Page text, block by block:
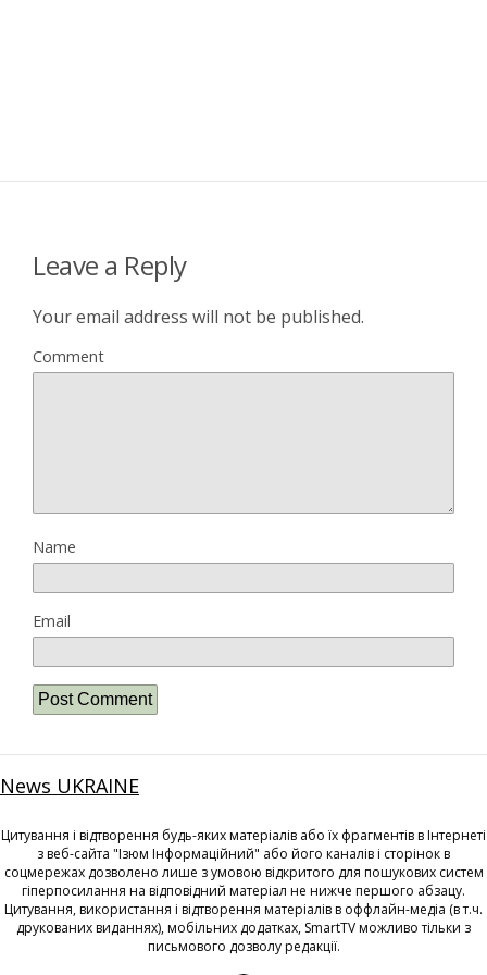
Leave a Reply
Your email address will not be published.
Comment
Name
Email
News UKRAINE
Цитування і відтворення будь-яких матеріалів або їх фрагментів в Інтернеті
з веб-сайта "Ізюм Інформаційний" або його каналів і сторінок в
соцмережах дозволено лише з умовою відкритого для пошукових систем
гіперпосилання на відповідний матеріал не нижче першого абзацу.
Цитування, використання і відтворення матеріалів в оффлайн-медіа (в т.ч.
друкованих виданнях), мобільних додатках, SmartTV можливо тільки з
письмового дозволу редакції.